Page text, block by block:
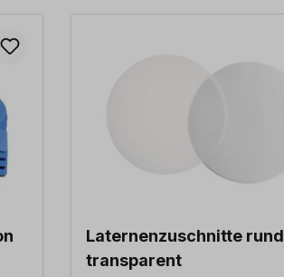
Laternenzuschnitte rund
transparent